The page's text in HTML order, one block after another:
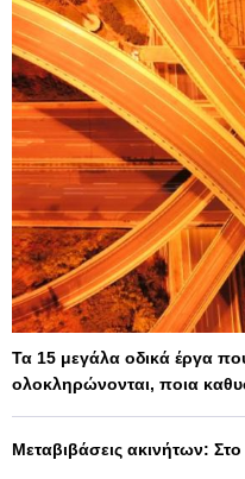
Τα 15 μεγάλα οδικά έργα
ολοκληρώνονται, ποια
Μεταβιβάσεις ακινήτων: